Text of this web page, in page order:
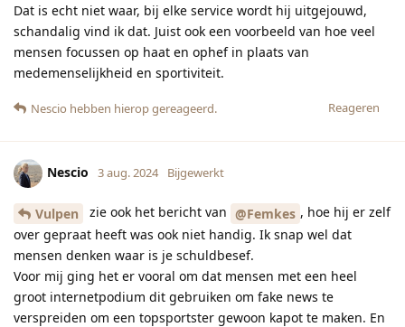
Dat is echt niet waar, bij elke service wordt hij uitgejouwd,
schandalig vind ik dat. Juist ook een voorbeeld van hoe veel
mensen focussen op haat en ophef in plaats van
medemenselijkheid en sportiviteit.
Reageren
Nescio hebben hierop gereageerd.
Nescio 3 aug. 2024 Bijgewerkt
Vulpen zie ook het bericht van @Femkes , hoe hij er zelf
over gepraat heeft was ook niet handig. Ik snap wel dat
mensen denken waar is je schuldbesef.
Voor mij ging het er vooral om dat mensen met een heel
groot internetpodium dit gebruiken om fake news te
verspreiden om een topsportster gewoon kapot te maken. En